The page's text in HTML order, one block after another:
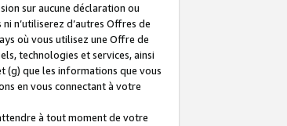
sur aucune déclaration ou
n’utiliserez d’autres Offres de
où vous utilisez une Offre de
technologies et services, ainsi
(g) que les informations que vous
en vous connectant à votre
à tout moment de votre